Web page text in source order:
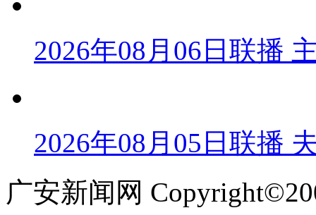
2026年08月06日联播
2026年08月05日联播
广安新闻网